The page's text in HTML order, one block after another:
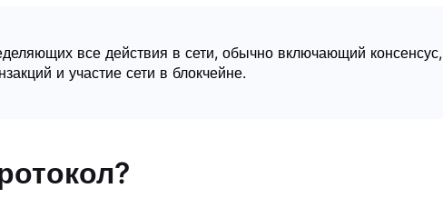
все действия в сети, обычно включающий консенсус,
и участие сети в блокчейне.